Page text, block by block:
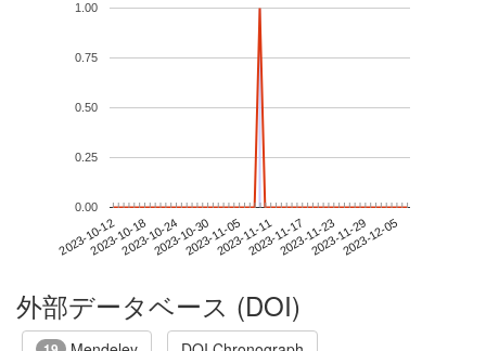
2023-10-122023-10-182023-10-242023-10-302023-11-052023-11-112023-11-172023-11-232023-11-292023-12-05
0.00
0.25
0.50
0.75
1.00
外部データベース (DOI)